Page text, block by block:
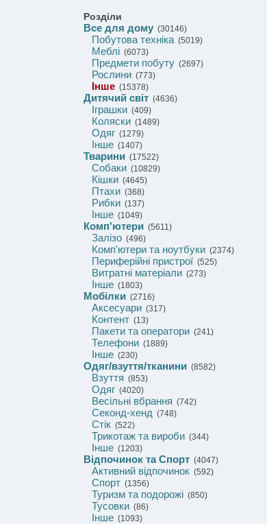
Розділи
Все для дому (30146)
Побутова техніка(5019)
Меблі (6073)
Предмети побуту (2697)
Рослини (773)
Інше (15378)
Дитячий світ (4636)
Іграшки (409)
Коляски (1489)
Одяг (1279)
Інше (1407)
Тварини (17522)
Собаки (10829)
Кішки (4645)
Птахи (368)
Рибки (137)
Інше (1049)
Комп'ютери (5611)
Залізо (496)
Комп'ютери та ноутбуки (2374)
Периферійні пристрої (525)
Витратні матеріали (273)
Інше (1803)
Мобілки (2716)
Аксесуари (317)
Контент (13)
Пакети та оператори (241)
Телефони (1889)
Інше (230)
Одяг/взуття/тканини (8582)
Взуття (853)
Одяг (4020)
Весільні вбрання (742)
Секонд-хенд (748)
Стік (522)
Трикотаж та вироби (344)
Інше (1203)
Відпочинок та Спорт (4047)
Активний відпочинок (592)
Спорт (1356)
Туризм та подорожі (850)
Тусовки (86)
Інше (1093)